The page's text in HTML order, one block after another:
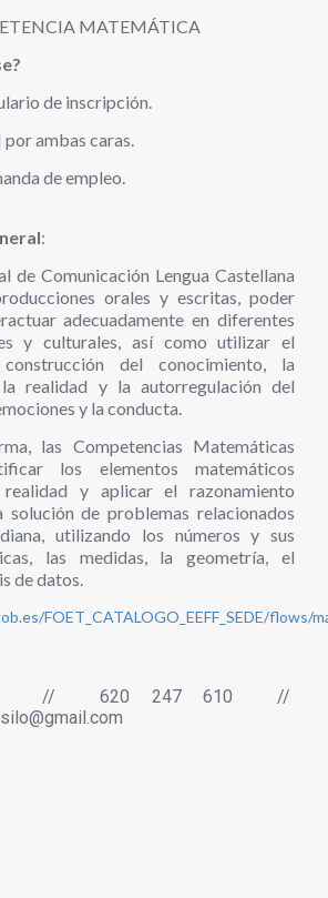
MATEMÁTICA
de inscripción.
ambas caras.
de empleo.
:
de Comunicación Lengua Castellana
orales y escritas, poder
adecuadamente en diferentes
y culturales, así como utilizar el
del conocimiento, la
realidad y la autorregulación del
y la conducta.
las Competencias Matemáticas
los elementos matemáticos
y aplicar el razonamiento
solución de problemas relacionados
utilizando los números y sus
las medidas, la geometría, el
de datos.
FOET_CATALOGO_EEFF_SEDE/flows/
// 620 247 610 //